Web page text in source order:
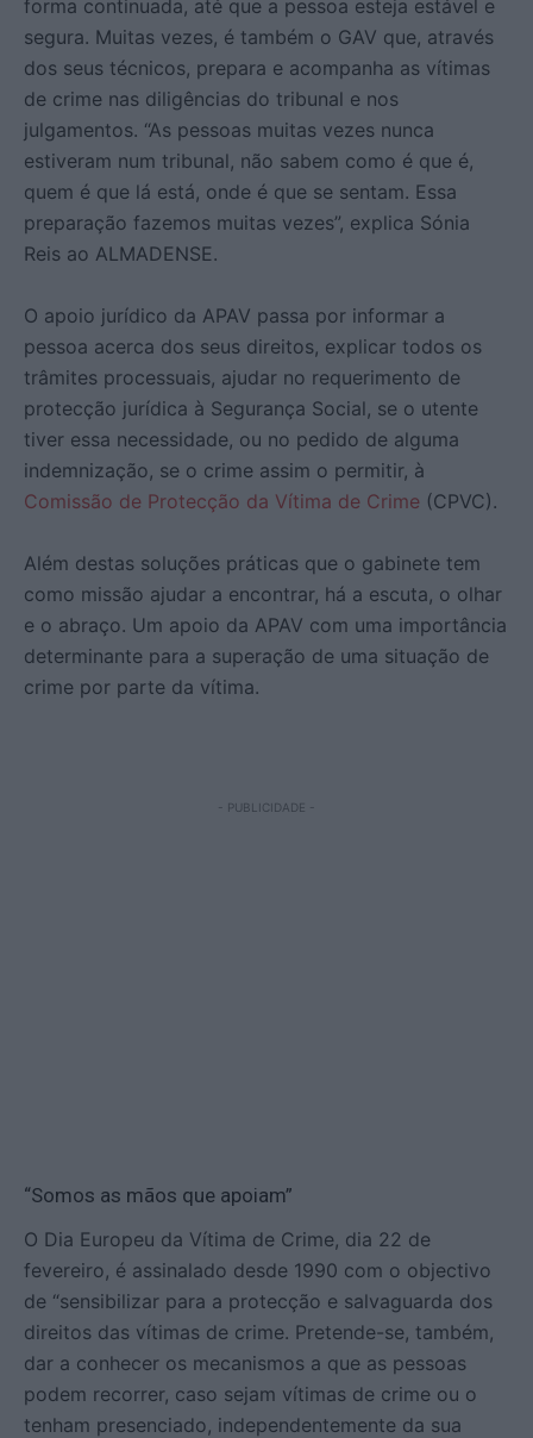
forma continuada, até que a pessoa esteja estável e
segura. Muitas vezes, é também o GAV que, através
dos seus técnicos, prepara e acompanha as vítimas
de crime nas diligências do tribunal e nos
julgamentos. “As pessoas muitas vezes nunca
estiveram num tribunal, não sabem como é que é,
quem é que lá está, onde é que se sentam. Essa
preparação fazemos muitas vezes”, explica Sónia
Reis ao ALMADENSE.
O apoio jurídico da APAV passa por informar a
pessoa acerca dos seus direitos, explicar todos os
trâmites processuais, ajudar no requerimento de
protecção jurídica à Segurança Social, se o utente
tiver essa necessidade, ou no pedido de alguma
indemnização, se o crime assim o permitir, à
Comissão de Protecção da Vítima de Crime (CPVC).
Além destas soluções práticas que o gabinete tem
como missão ajudar a encontrar, há a escuta, o olhar
e o abraço. Um apoio da APAV com uma importância
determinante para a superação de uma situação de
crime por parte da vítima.
- PUBLICIDADE -
“Somos as mãos que apoiam”
O Dia Europeu da Vítima de Crime, dia 22 de
fevereiro, é assinalado desde 1990 com o objectivo
de “sensibilizar para a protecção e salvaguarda dos
direitos das vítimas de crime. Pretende-se, também,
dar a conhecer os mecanismos a que as pessoas
podem recorrer, caso sejam vítimas de crime ou o
tenham presenciado, independentemente da sua